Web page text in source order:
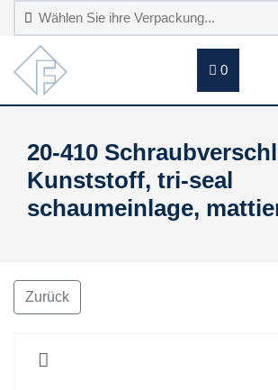
0
20-410
Kunststoff, tri-seal
schaumeinlage,
Zurück